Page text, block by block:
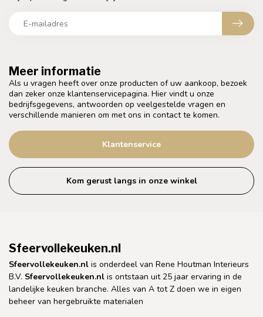
Meer informatie
Als u vragen heeft over onze producten of uw aankoop, bezoek
dan zeker onze klantenservicepagina. Hier vindt u onze
bedrijfsgegevens, antwoorden op veelgestelde vragen en
verschillende manieren om met ons in contact te komen.
Klantenservice
Kom gerust langs in onze winkel
Sfeervollekeuken.nl
Sfeervollekeuken.nl is onderdeel van Rene Houtman Interieurs
B.V. Sfeervollekeuken.nl is ontstaan uit 25 jaar ervaring in de
landelijke keuken branche. Alles van A tot Z doen we in eigen
beheer van hergebruikte materialen